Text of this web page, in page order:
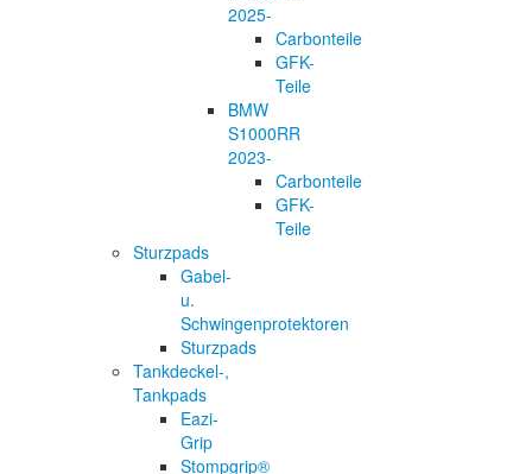
2025-
Carbonteile
GFK-
Teile
BMW
S1000RR
2023-
Carbonteile
GFK-
Teile
Sturzpads
Gabel-
u.
Schwingenprotektoren
Sturzpads
Tankdeckel-,
Tankpads
Eazi-
Grip
Stompgrip®